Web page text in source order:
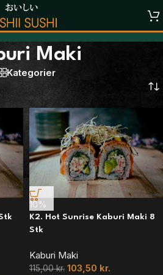
Maki
Kategorier
10%
K2. Hot Sunrise Kaburi Maki 8
Stk
Kaburi Maki
115,00kr. 103,50 kr.